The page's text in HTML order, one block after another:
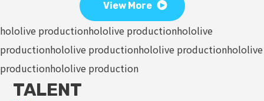
View More
hololive productionhololive productionhololive
productionhololive productionhololive productionhololive
productionhololive production
TALENT